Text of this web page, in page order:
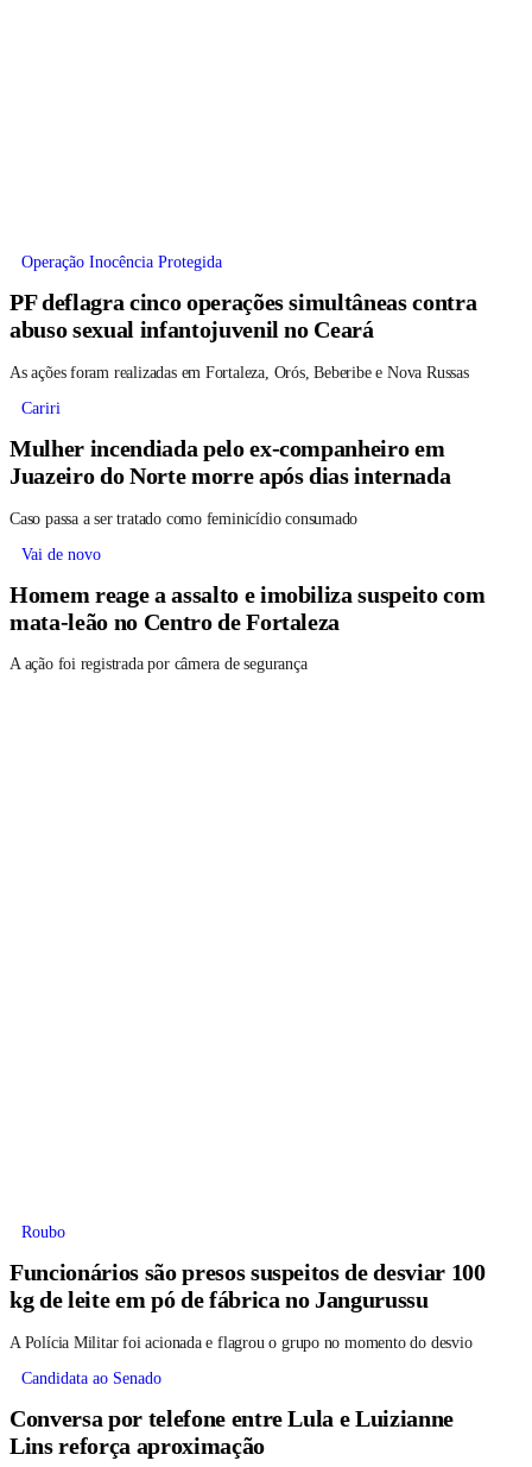
Operação Inocência Protegida
PF deflagra cinco operações simultâneas contra
abuso sexual infantojuvenil no Ceará
As ações foram realizadas em Fortaleza, Orós, Beberibe e Nova Russas
Cariri
Mulher incendiada pelo ex-companheiro em
Juazeiro do Norte morre após dias internada
Caso passa a ser tratado como feminicídio consumado
Vai de novo
Homem reage a assalto e imobiliza suspeito com
mata-leão no Centro de Fortaleza
A ação foi registrada por câmera de segurança
Roubo
Funcionários são presos suspeitos de desviar 100
kg de leite em pó de fábrica no Jangurussu
A Polícia Militar foi acionada e flagrou o grupo no momento do desvio
Candidata ao Senado
Conversa por telefone entre Lula e Luizianne
Lins reforça aproximação